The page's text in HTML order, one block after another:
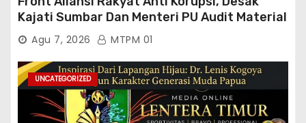
Kajati Sumbar Dan Menteri PU Audit Material
PT. Brantas Abipraya Kontrak No :
06.Nopember 2025 s.d 31 Maret 2026
Sumber Dana: APBN Nilai Kontrak : Rp
76.130.630.000.00,- Diduga Ka.Balai BWSS V
Padang Tutup Mata
Agu 7, 2026 MTPM 01
UNCATEGORIZED